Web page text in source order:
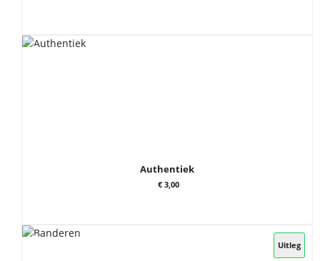
Authentiek
€ 3,00
Uitleg